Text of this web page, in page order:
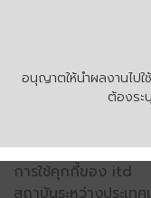
อนุญาตให้นำผลงานไป
ต้องระ
การใช้คุกกี้ของ itd
สถาบันระหว่างประเ